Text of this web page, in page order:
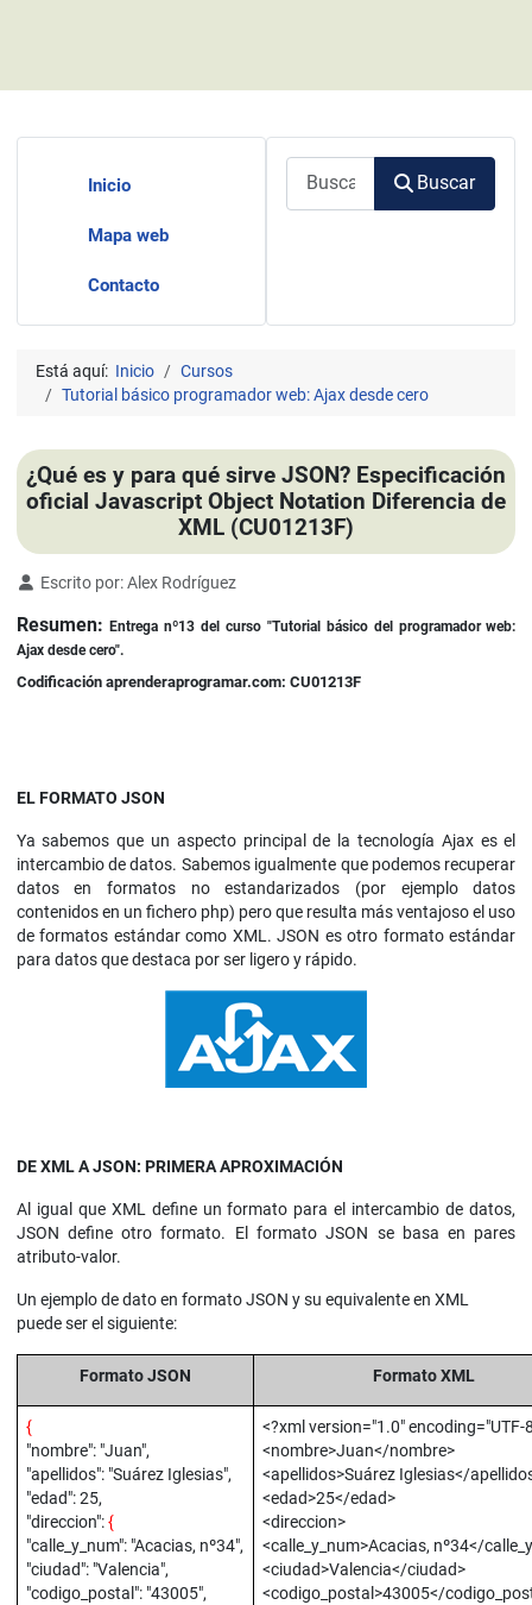
Inicio
Mapa web
Contacto
Buscar
Está aquí: Inicio
Cursos
Tutorial básico programador web: Ajax desde cero
¿Qué es y para qué sirve JSON? Especificación
oficial Javascript Object Notation Diferencia de
XML (CU01213F)
Detalles
Escrito por:Alex Rodríguez
Resumen:Entrega nº13 del curso "Tutorial básico del programador web:
Ajax desde cero".
Codificación aprenderaprogramar.com: CU01213F
EL FORMATO JSON
Ya sabemos que un aspecto principal de la tecnología Ajax es el
intercambio de datos. Sabemos igualmente que podemos recuperar
datos en formatos no estandarizados (por ejemplo datos
contenidos en un fichero php) pero que resulta más ventajoso el uso
de formatos estándar como XML. JSON es otro formato estándar
para datos que destaca por ser ligero y rápido.
DE XML A JSON: PRIMERA APROXIMACIÓN
Al igual que XML define un formato para el intercambio de datos,
JSON define otro formato. El formato JSON se basa en pares
atributo-valor.
Un ejemplo de dato en formato JSON y su equivalente en XML
puede ser el siguiente:
Formato JSON Formato XML
{
"nombre": "Juan",
"apellidos": "Suárez Iglesias",
"edad": 25,
"direccion":{
"calle_y_num": "Acacias, nº34",
"ciudad": "Valencia",
"codigo_postal": "43005",
<?xml version="1.0" encoding="UTF-
<nombre>Juan</nombre>
<apellidos>Suárez Iglesias</
<edad>25</edad>
<direccion>
<calle_y_num>Acacias, nº34</
<ciudad>Valencia</ciudad>
<codigo_postal>43005</